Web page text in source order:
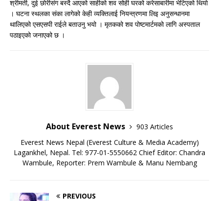
श्रीमती, दुई छोरीसंग बस्दै आएको साहीको शव सोही घरको करेसाबारीमा भेटिएको थियो
। घटना स्थलका संका लागेको केही व्यक्तिलाई नियन्त्रणमा लिइ अनुसन्धानमा
थालिएको एसएसपी राईले बताउनु भयो । मृतकको शव पोष्टमार्टमको लागि अस्पताल
पठाइएको जनाएको छ ।
About Everest News
903 Articles
Everest News Nepal (Everest Culture & Media Academy)
Lagankhel, Nepal. Tel: 977-01-5550662 Chief Editor: Chandra
Wambule, Reporter: Prem Wambule & Manu Nembang
PREVIOUS